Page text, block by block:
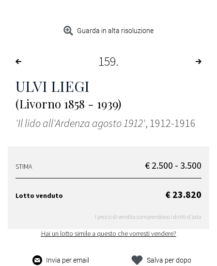
Guarda in alta risoluzione
159
ULVI LIEGI
(Livorno 1858 - 1939)
'Il lido all'Ardenza agosto 1912', 1912-1916
STIMA € 2.500 - 3.500
Lotto venduto € 23.820
I prezzi di vendita comprendono i diritti d'asta
Hai un lotto simile a questo che vorresti vendere?
Invia per email
Salva per dopo